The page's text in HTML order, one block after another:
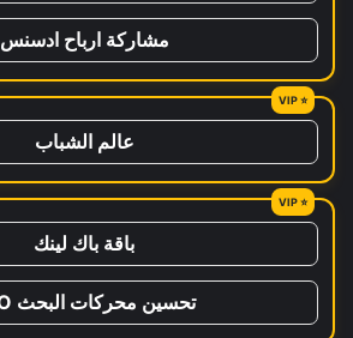
مشاركة ارباح ادسنس
عالم الشباب
باقة باك لينك
تحسين محركات البحث SEO